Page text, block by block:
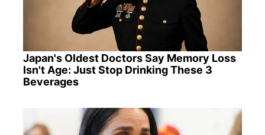
Japan's Oldest Doctors Say Memory Loss
Isn't Age: Just Stop Drinking These 3
Beverages